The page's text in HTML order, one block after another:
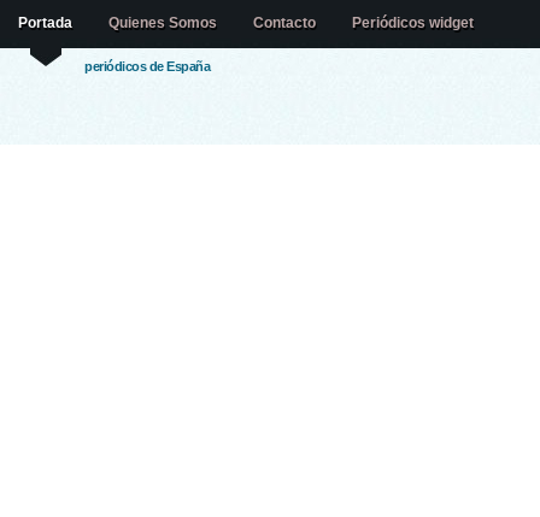
periódicos de España
Portada Quienes Somos Contacto Periódicos widget